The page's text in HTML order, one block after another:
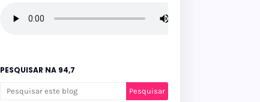
PESQUISAR NA 94,7